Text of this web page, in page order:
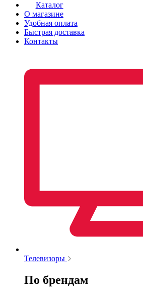
Каталог
О магазине
Удобная оплата
Быстрая доставка
Контакты
Телевизоры
По брендам